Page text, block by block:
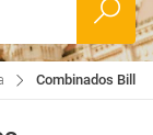
Combinados